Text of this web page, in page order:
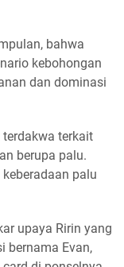
bahwa
kebohongan
dan dominasi
terkait
berupa palu.
palu
upaya Ririn yang
bernama Evan,